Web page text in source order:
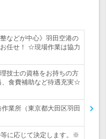
などが中心》羽田空港の
任せ！ ☆現場作業は協力
技士の資格をお持ちの方
食費補助など待遇充実☆
業所（東京都大田区羽田
に応じて決定します。※